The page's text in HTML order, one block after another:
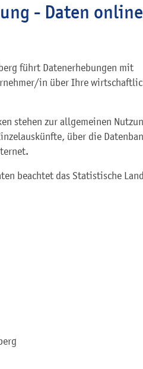
- Daten online
führt Datenerhebungen mit
in über Ihre
stehen zur allgemeinen
über die
beachtet das Statistische